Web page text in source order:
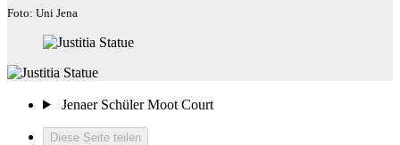
Foto: Uni Jena
Jenaer Schüler Moot Court
Diese Seite teilen